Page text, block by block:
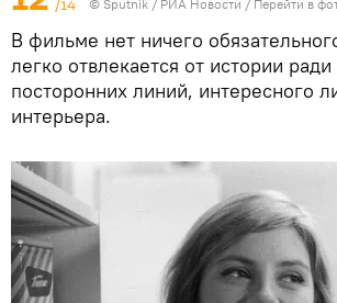
/14 © Sputnik / РИА Новости / Перейти в
В фильме нет ничего
легко отвлекается от истории
посторонних линий, интересного
интерьера.